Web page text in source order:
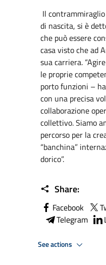
Il
di nascita, si è
che può essere
casa visto che ad
sua carriera.
le proprie
porto funzioni –
con una precisa
collaborazione
collettivo. Siamo
percorso per la
“banchina”
dorico”.
Share:
Facebook
Telegram
See actions